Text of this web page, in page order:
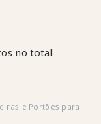
no total
e Portões para